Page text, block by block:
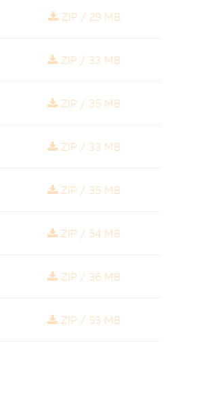
ZIP / 29 MB
ZIP / 33 MB
ZIP / 35 MB
ZIP / 33 MB
ZIP / 35 MB
ZIP / 54 MB
ZIP / 36 MB
ZIP / 53 MB